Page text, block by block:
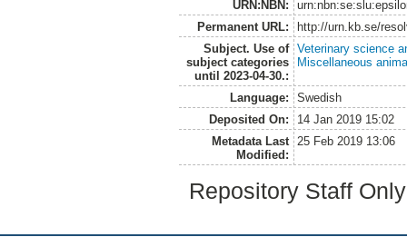
URN:NBN:
Permanent URL:
http://urn.kb.se/
Subject. Use of
subject categories
until 2023-04-30.:
Veterinary science
Miscellaneous
Language:
Swedish
Deposited On:
14 Jan 2019 15:02
Metadata Last
Modified:
25 Feb 2019 13:06
Repository Staff